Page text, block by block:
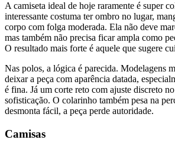
A camiseta ideal de hoje raramente é super
interessante costuma ter ombro no lugar,
corpo com folga moderada. Ela não deve
mas também não precisa ficar ampla como
O resultado mais forte é aquele que sugere
Nas polos, a lógica é parecida. Modelagens
deixar a peça com aparência datada,
é fina. Já um corte reto com ajuste discreto
sofisticação. O colarinho também pesa na
desmonta fácil, a peça perde autoridade.
Camisas